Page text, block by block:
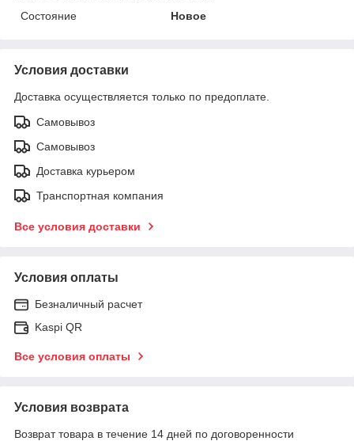
Состояние
Новое
Условия доставки
Доставка осуществляется только по предоплате.
Самовывоз
Самовывоз
Доставка курьером
Транспортная компания
Все условия доставки
Условия оплаты
Безналичный расчет
Kaspi QR
Все условия оплаты
Условия возврата
Возврат товара в течение 14 дней по договоренности